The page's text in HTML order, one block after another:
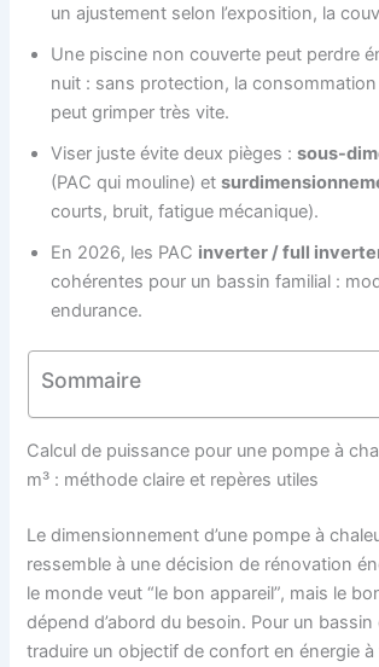
un ajustement selon l’exposition, la
Une piscine non couverte peut perdre
nuit : sans protection, la
peut grimper très vite.
Viser juste évite deux pièges :sous-
(PAC qui mouline) et
courts, bruit, fatigue mécanique).
En 2026, les PAC inverter / full
cohérentes pour un bassin familial :
endurance.
Sommaire
Calcul de puissance pour une pompe à
m³ : méthode claire et repères utiles
Le dimensionnement d’une pompe à
ressemble à une décision de rénovation
le monde veut “le bon appareil”, mais le
dépend d’abord du besoin. Pour un bassin
traduire un objectif de confort en énergie à